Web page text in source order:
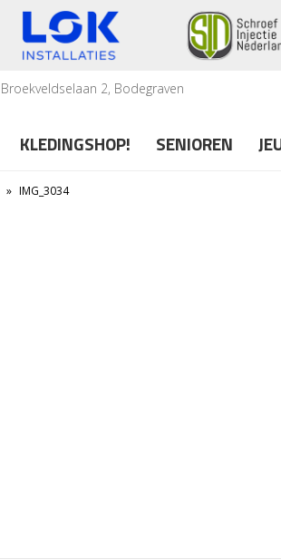
Broekveldselaan 2, Bodegraven
KLEDINGSHOP! SENIOREN
» IMG_3034